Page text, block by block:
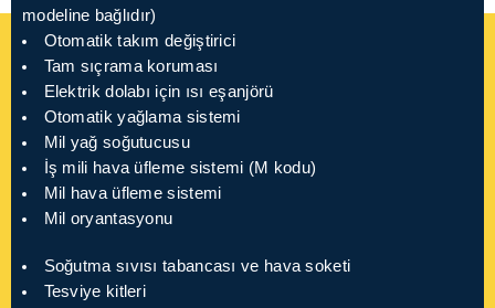
modeline bağlıdır)
Otomatik takım değiştirici
Tam sıçrama koruması
Elektrik dolabı için ısı eşanjörü
Otomatik yağlama sistemi
Mil yağ soğutucusu
İş mili hava üfleme sistemi (M kodu)
Mil hava üfleme sistemi
Mil oryantasyonu
Soğutma sıvısı tabancası ve hava soketi
Tesviye kitleri